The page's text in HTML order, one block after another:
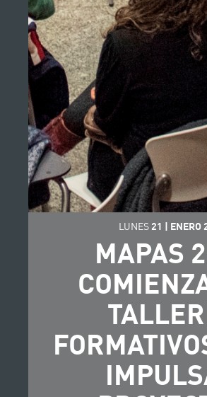
LUNES 21 | ENERO
MAPAS